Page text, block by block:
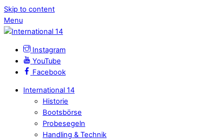
Skip to content
Menu
Instagram
YouTube
Facebook
International 14
Historie
Bootsbörse
Probesegeln
Handling & Technik